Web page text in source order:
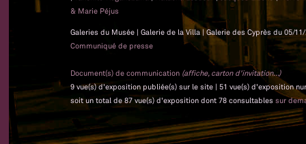
& Marie Péjus
Galeries du Musée | Galerie de la Villa | Galerie des Cyprès du 05/
Communiqué de presse
Document(s) de communication (affiche, carton d'invitation...)
9 vue(s) d'exposition publiée(s) sur le site | 51 vue(s) d'exposition
soit un total de 87 vue(s) d'exposition dont 78 consultables sur